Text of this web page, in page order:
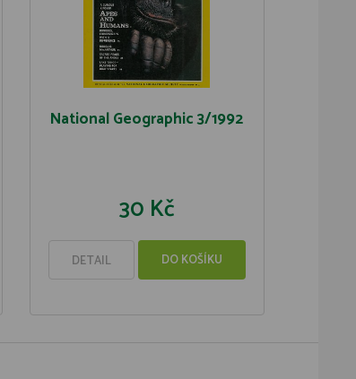
National Geographic 3/1992
30 Kč
DETAIL DO KOŠÍKU